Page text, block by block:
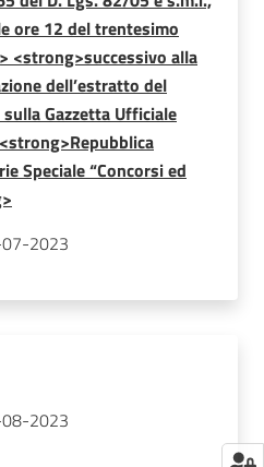
ore 12 del trentesimo
<strong>successivo alla
dell’estratto del
Gazzetta Ufficiale
Speciale “Concorsi ed
07-2023
08-2023